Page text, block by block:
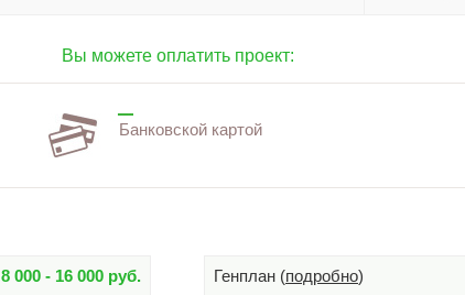
Вы можете оплатить проект:
Банковской картой
8 000 - 16 000 руб. Генплан (подробно)